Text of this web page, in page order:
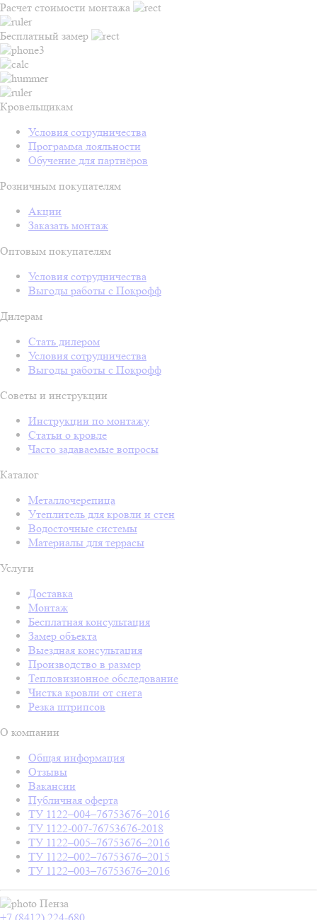
Расчет стоимости монтажа
Бесплатный замер
Кровельщикам
Условия сотрудничества
Программа лояльности
Обучение для партнёров
Розничным покупателям
Акции
Заказать монтаж
Оптовым покупателям
Условия сотрудничества
Выгоды работы с Покрофф
Дилерам
Стать дилером
Условия сотрудничества
Выгоды работы с Покрофф
Советы и инструкции
Инструкции по монтажу
Статьи о кровле
Часто задаваемые вопросы
Каталог
Металлочерепица
Утеплитель для кровли и стен
Водосточные системы
Материалы для террасы
Услуги
Доставка
Монтаж
Бесплатная консультация
Замер объекта
Выездная консультация
Производство в размер
Тепловизионное обследование
Чистка кровли от снега
Резка штрипсов
О компании
Общая информация
Отзывы
Вакансии
Публичная оферта
ТУ 1122–004–76753676–2016
ТУ 1122-007-76753676-2018
ТУ 1122–005–76753676–2016
ТУ 1122–002–76753676–2015
ТУ 1122–003–76753676–2016
Пенза